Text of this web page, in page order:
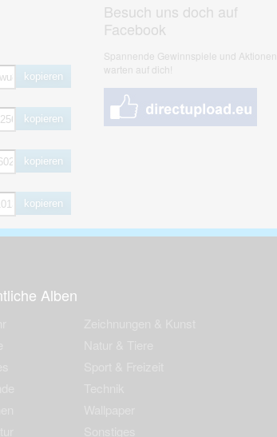
kopieren
kopieren
kopieren
kopieren
Besuch uns doch auf
Facebook
Spannende Gewinnspiele und Aktionen
warten auf dich!
Alben